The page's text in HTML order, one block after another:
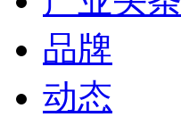
品牌
动态